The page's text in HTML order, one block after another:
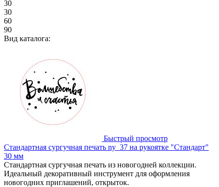
30
30
60
90
Вид каталога:
Быстрый просмотр
Стандартная сургучная печать ny_37 на рукоятке "Стандарт"
30 мм
Стандартная сургучная печать из новогодней коллекции.
Идеальный декоративный инструмент для оформления
новогодних приглашений, открыток.